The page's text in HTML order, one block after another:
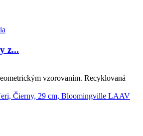
z...
vzorovaním. Recyklovaná